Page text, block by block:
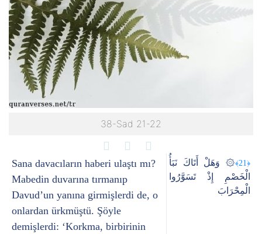
38-Sad 21-22
Sana davacıların haberi ulaştı mı?
Mabedin duvarına tırmanıp
Davud’un yanına girmişlerdi de, o
onlardan ürkmüştü. Şöyle
demişlerdi: ‘Korkma, birbirinin
﴿21﴾
۞ وَهَلْ أَتَاكَ نَبَأُ
الْخَصْمِ إِذْ تَسَوَّرُوا
الْمِحْرَابَ